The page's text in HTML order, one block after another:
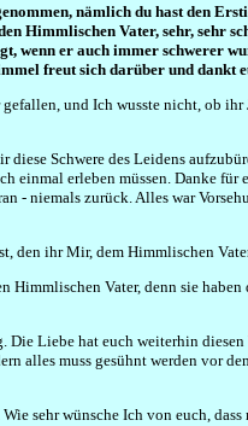
nämlich du hast den
Himmlischen Vater, sehr, sehr
wenn er auch immer schwerer
freut sich darüber und dankt
und Ich wusste nicht, ob
Schwere des Leidens
erleben müssen. Danke
- niemals zurück. Alles war
den ihr Mir, dem Himmlischen
Vater, denn sie
Liebe hat euch weiterhin
muss gesühnt werden vor
sehr wünsche Ich von euch,